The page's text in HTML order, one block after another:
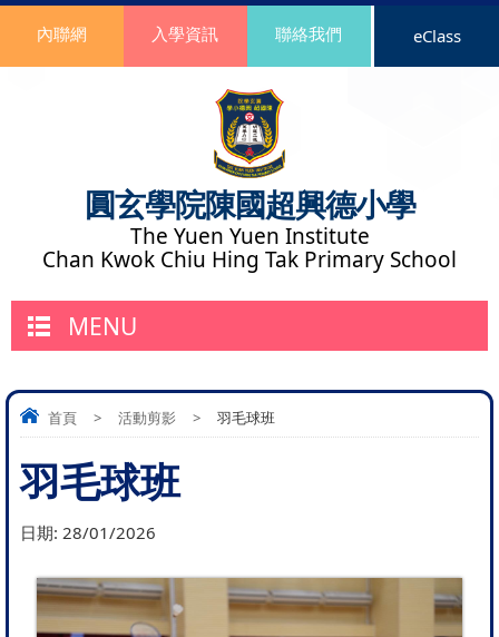
圓玄學院陳國超興德小學
The Yuen Yuen Institute
Chan Kwok Chiu Hing Tak Primary School
內聯網 入學資訊 聯絡我們 eClass
MENU
首頁 > 活動剪影 > 羽毛球班
羽毛球班
日期: 28/01/2026